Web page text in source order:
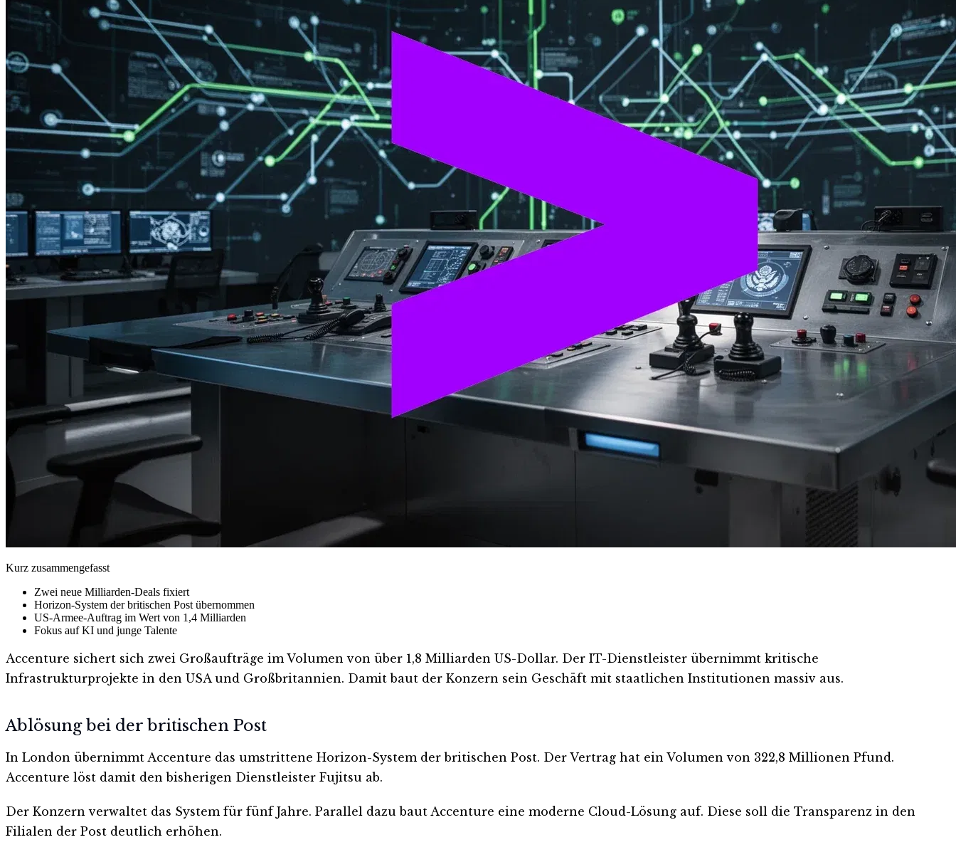
Kurz zusammengefasst
Zwei neue Milliarden-Deals fixiert
Horizon-System der britischen Post übernommen
US-Armee-Auftrag im Wert von 1,4 Milliarden
Fokus auf KI und junge Talente
Accenture sichert sich zwei Großaufträge im Volumen von über 1,8 Milliarden US-Dollar. Der IT-Dienstleister übernimmt kritische
Infrastrukturprojekte in den USA und Großbritannien. Damit baut der Konzern sein Geschäft mit staatlichen Institutionen massiv aus.
Ablösung bei der britischen Post
In London übernimmt Accenture das umstrittene Horizon-System der britischen Post. Der Vertrag hat ein Volumen von 322,8 Millionen Pfund.
Accenture löst damit den bisherigen Dienstleister Fujitsu ab.
Der Konzern verwaltet das System für fünf Jahre. Parallel dazu baut Accenture eine moderne Cloud-Lösung auf. Diese soll die Transparenz in den
Filialen der Post deutlich erhöhen.